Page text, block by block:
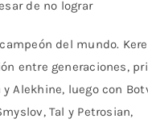
de no lograr
del mundo.
entre generaciones,
y Alekhine, luego con
Tal y Petrosian,